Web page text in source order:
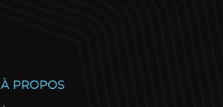
Abalone Marathon de
Nantes 2026 : l'édition de
À PROPOS